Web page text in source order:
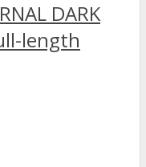
DARK
length